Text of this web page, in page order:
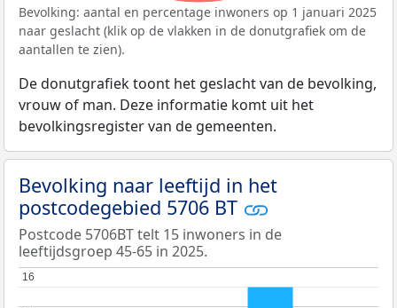
Bevolking: aantal en percentage inwoners op 1 januari 2025
naar geslacht (klik op de vlakken in de donutgrafiek om de
aantallen te zien).
De donutgrafiek toont het geslacht van de bevolking,
vrouw of man. Deze informatie komt uit het
bevolkingsregister van de gemeenten.
Bevolking naar leeftijd in het
postcodegebied 5706 BT
Postcode 5706BT telt 15 inwoners in de
leeftijdsgroep 45-65 in 2025.
16
16